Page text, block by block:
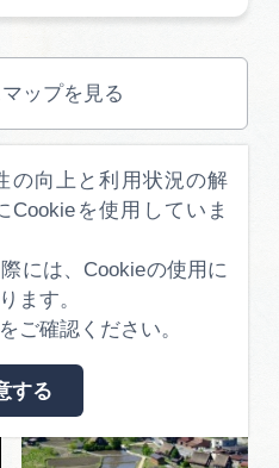
ップを見る
た人は、
ジも見ています
の向上と利用状況の解
を使用していま
には、Cookieの使用に
ます。
をご確認ください。
する